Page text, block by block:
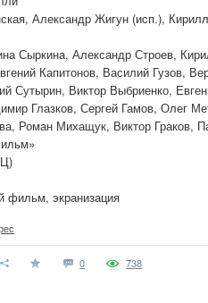
Александр Жигун (иcп.),
Сыркина, Александр Строев,
Капитонов, Василий Гузов,
Сутырин, Виктор Выбриенко,
Глазков, Сергей Гамов, Олег
Роман Михащук, Виктор Граков,
фильм, экранизация
0 738